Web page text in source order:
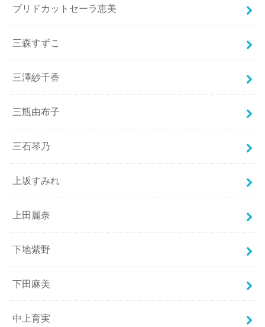
ブリドカットセーラ恵美
三森すずこ
三澤紗千香
三瓶由布子
三石琴乃
上坂すみれ
上田麗奈
下地紫野
下田麻美
中上育実